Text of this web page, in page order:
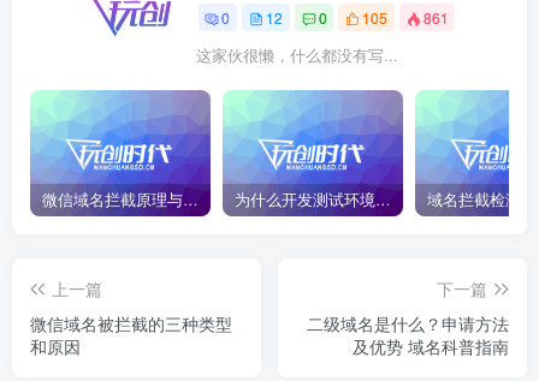
0 12 0 105 861
这家伙很懒，什么都没有写...
微信域名拦截原理与二级域名绕过技巧2026最新版 为什么开发测试环境，强烈建议用二级域名隔离？
上一篇
微信域名被拦截的三种类型
和原因
下一篇
二级域名是什么？申请方法
及优势 域名科普指南